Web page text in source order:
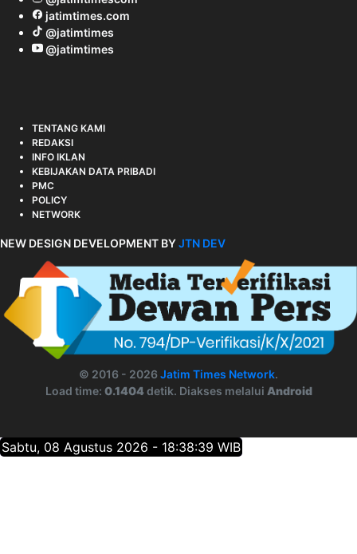
jatimtimes.com
@jatimtimes
@jatimtimes
TENTANG KAMI
REDAKSI
INFO IKLAN
KEBIJAKAN DATA PRIBADI
PMC
POLICY
NETWORK
NEW DESIGN DEVELOPMENT BYJTN DEV
© 2016 - 2026 Jatim Times Network.
Load time: 0.1404detik. Diakses melalui Android
Sabtu, 08 Agustus 2026 - 18:38:39 WIB